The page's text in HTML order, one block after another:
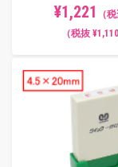
ント（書体）
¥1,221
（税
（税抜 ¥1,110